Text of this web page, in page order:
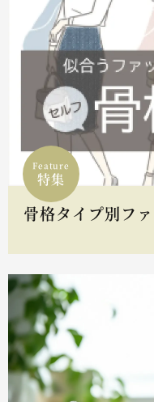
Feature
特集
骨格タイプ別フ